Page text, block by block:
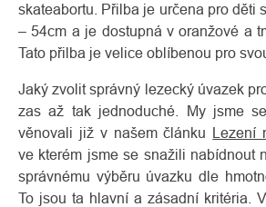
skateabortu. Přilba je určena pro děti
– 54cm a je dostupná v oranžové a
Tato přilba je velice oblíbenou pro
Jaký zvolit správný lezecký úvazek
zas až tak jednoduché. My jsme
věnovali již v našem článku Lezení
ve kterém jsme se snažili nabídnout
správnému výběru úvazku dle
To jsou ta hlavní a zásadní kritéria.